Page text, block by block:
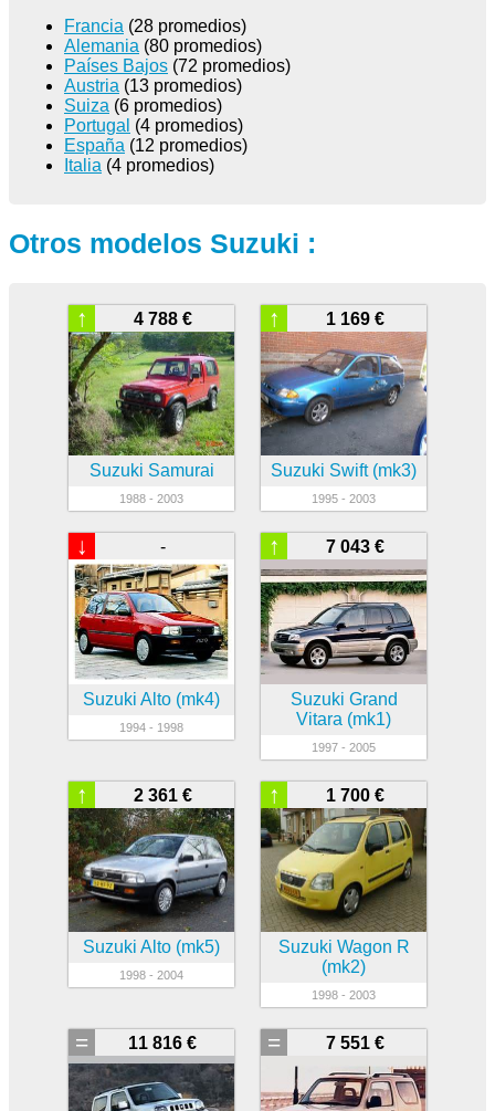
Francia (28 promedios)
Alemania (80 promedios)
Países Bajos (72 promedios)
Austria (13 promedios)
Suiza (6 promedios)
Portugal (4 promedios)
España (12 promedios)
Italia (4 promedios)
Otros modelos Suzuki :
4 788 €
↑
Suzuki Samurai
1988 - 2003
1 169 €
↑
Suzuki Swift (mk3)
1995 - 2003
-
↓
Suzuki Alto (mk4)
1994 - 1998
7 043 €
↑
Suzuki Grand
Vitara (mk1)
1997 - 2005
2 361 €
↑
Suzuki Alto (mk5)
1998 - 2004
1 700 €
↑
Suzuki Wagon R
(mk2)
1998 - 2003
11 816 €
= 7 551 €
=